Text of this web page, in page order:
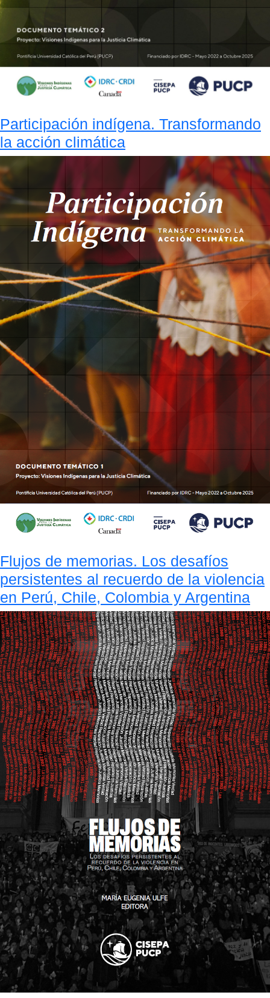
Participación indígena. Transformando
la acción climática
Flujos de memorias. Los desafíos
persistentes al recuerdo de la violencia
en Perú, Chile, Colombia y Argentina